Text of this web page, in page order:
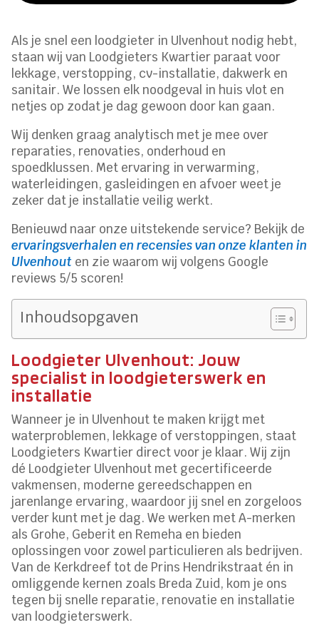
Als je snel een loodgieter in Ulvenhout nodig hebt,
staan wij van Loodgieters Kwartier paraat voor
lekkage, verstopping, cv-installatie, dakwerk en
sanitair. We lossen elk noodgeval in huis vlot en
netjes op zodat je dag gewoon door kan gaan.
Wij denken graag analytisch met je mee over
reparaties, renovaties, onderhoud en
spoedklussen. Met ervaring in verwarming,
waterleidingen, gasleidingen en afvoer weet je
zeker dat je installatie veilig werkt.
Benieuwd naar onze uitstekende service? Bekijk de
ervaringsverhalen en recensies van onze klanten in
Ulvenhout en zie waarom wij volgens Google
reviews 5/5 scoren!
Inhoudsopgaven
Loodgieter Ulvenhout: Jouw
specialist in loodgieterswerk en
installatie
Wanneer je in Ulvenhout te maken krijgt met
waterproblemen, lekkage of verstoppingen, staat
Loodgieters Kwartier direct voor je klaar. Wij zijn
dé Loodgieter Ulvenhout met gecertificeerde
vakmensen, moderne gereedschappen en
jarenlange ervaring, waardoor jij snel en zorgeloos
verder kunt met je dag. We werken met A-merken
als Grohe, Geberit en Remeha en bieden
oplossingen voor zowel particulieren als bedrijven.
Van de Kerkdreef tot de Prins Hendrikstraat én in
omliggende kernen zoals Breda Zuid, kom je ons
tegen bij snelle reparatie, renovatie en installatie
van loodgieterswerk.